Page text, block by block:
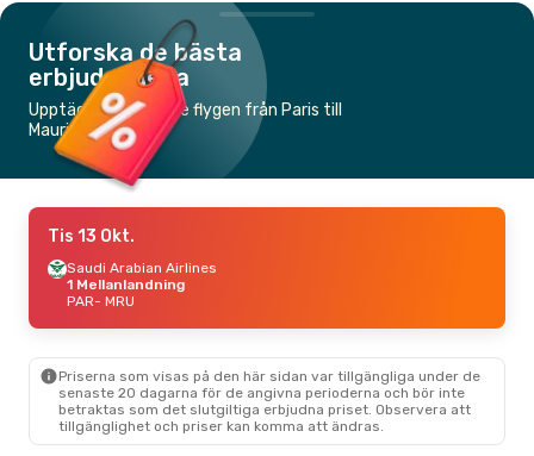
Utforska de bästa
erbjudandena
Upptäck de billigaste flygen från Paris till
Mauritius
Tis 13 Okt.
Saudi Arabian Airlines
1 Mellanlandning
PAR- MRU
Priserna som visas på den här sidan var tillgängliga under de
senaste 20 dagarna för de angivna perioderna och bör inte
betraktas som det slutgiltiga erbjudna priset. Observera att
tillgänglighet och priser kan komma att ändras.